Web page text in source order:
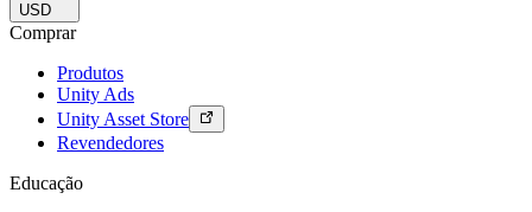
USD
Comprar
Produtos
Unity Ads
Unity Asset Store
Revendedores
Educação